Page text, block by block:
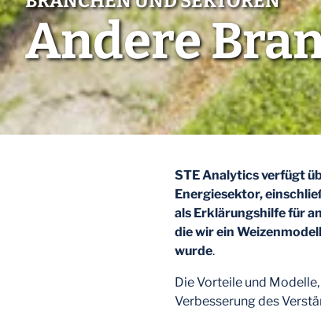
Andere
STE Analytics verfügt
Energiesektor,
als Erklärungshilfe für
die wir ein
wurde.
Die Vorteile und
Verbesserung des